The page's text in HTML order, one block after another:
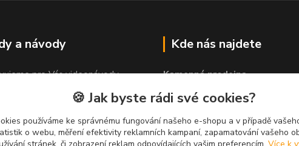
a návody
pro Vás videonávody
Kde nás najdete
Kamenná prodejna
Hlinská 579
370 01 České Budějovice
🍪 Jak byste rádi své cookies?
používáme ke správnému fungování našeho e-shopu a v případě
o webu, měření efektivity reklamních kampaní, zapamatování vašeho